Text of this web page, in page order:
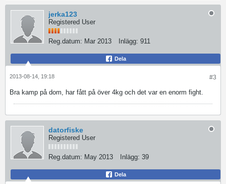
jerka123
Registered User
Reg.datum: Mar 2013 Inlägg: 911
Dela
#3
2013-08-14, 19:18
Bra kamp på dom, har fått på över 4kg och det var en enorm fight.
datorfiske
Registered User
Reg.datum: May 2013 Inlägg: 39
Dela